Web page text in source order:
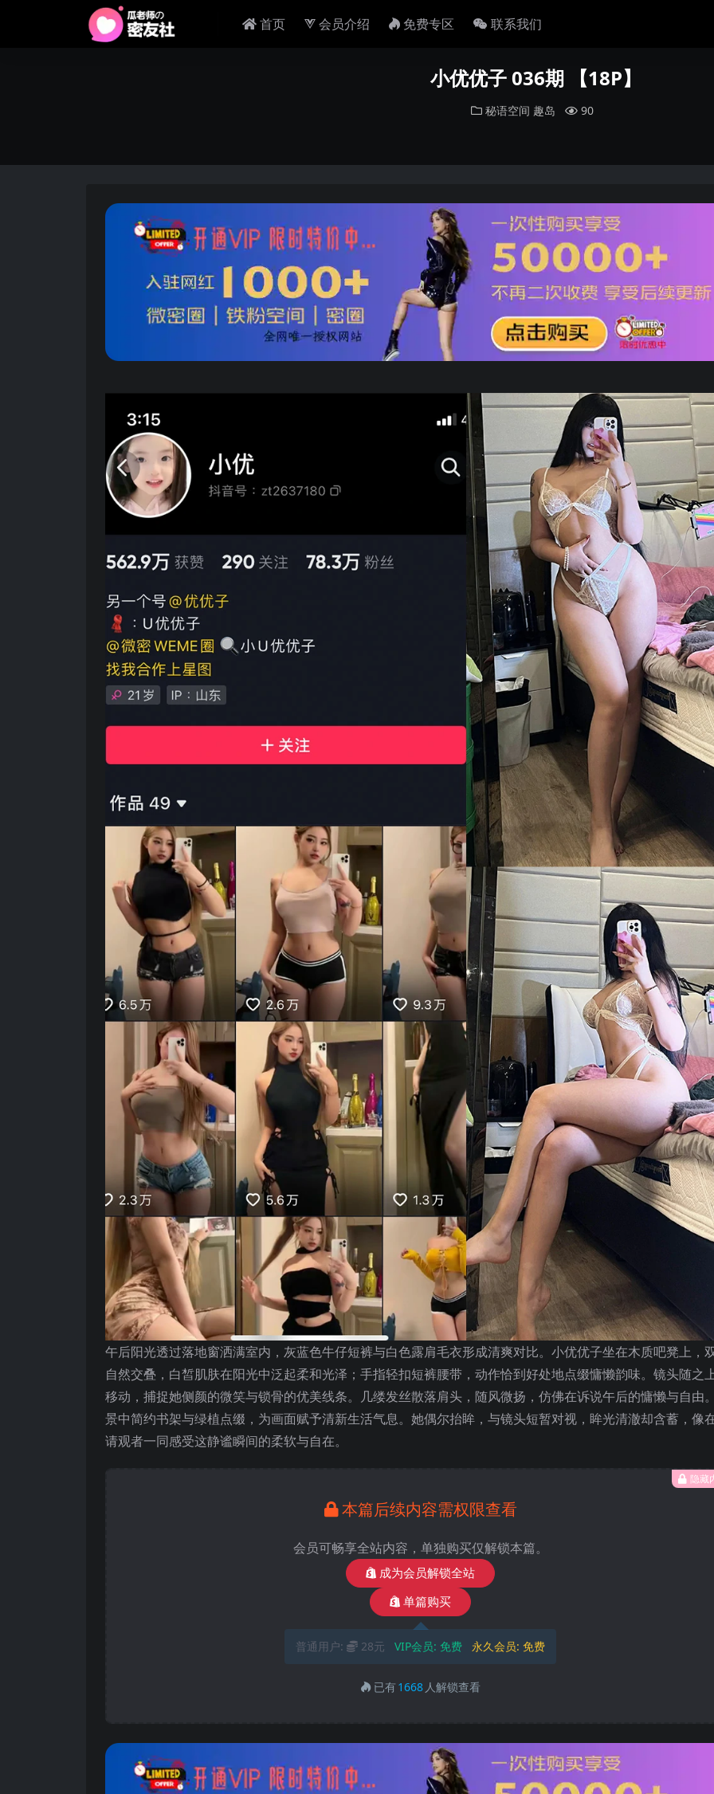
首页 会员介绍 免费专区 联系我们
小优优子 036期 【18P】
秘语空间 趣岛 90
午后阳光透过落地窗洒满室内，灰蓝色牛仔短裤与白色露肩毛衣形成清爽对比。小优优子坐在木质吧凳上，
自然交叠，白皙肌肤在阳光中泛起柔和光泽；手指轻扣短裤腰带，动作恰到好处地点缀慵懒韵味。镜头随之
移动，捕捉她侧颜的微笑与锁骨的优美线条。几缕发丝散落肩头，随风微扬，仿佛在诉说午后的慵懒与自由
景中简约书架与绿植点缀，为画面赋予清新生活气息。她偶尔抬眸，与镜头短暂对视，眸光清澈却含蓄，像
请观者一同感受这静谧瞬间的柔软与自在。
隐藏
本篇后续内容需权限查看
会员可畅享全站内容，单独购买仅解锁本篇。
成为会员解锁全站
单篇购买
普通用户: 28元 VIP会员: 免费 永久会员:免费
已有1668 人解锁查看